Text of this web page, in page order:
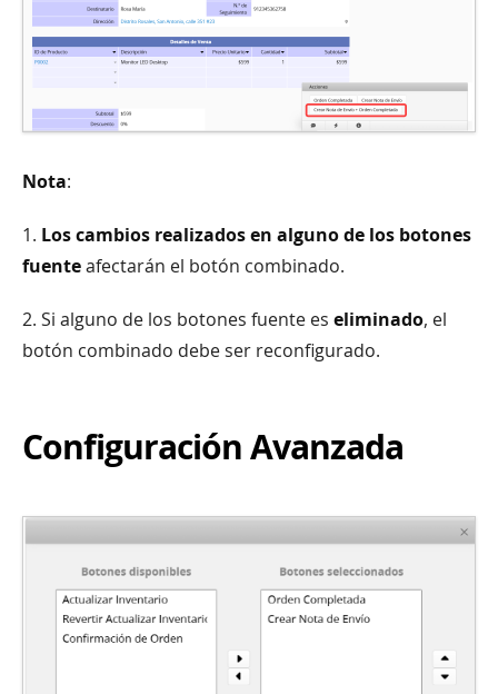
Nota:
1. Los cambios realizados en alguno de los botones
fuenteafectarán el botón combinado.
2. Si alguno de los botones fuente es eliminado, el
botón combinado debe ser reconfigurado.
Configuración Avanzada